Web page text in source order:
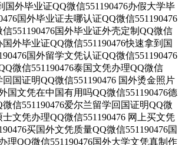
国外毕业证QQ微信551190476办假大学毕
国外毕业证去哪认证QQ微信551190476
551190476国外毕业证外壳定制QQ微信
国外毕业证QQ微信551190476快速拿到国
国外留学文凭认证QQ微信551190476
微信551190476泰国文凭办理QQ微信
回国证明QQ微信551190476 国外烫金照片
国文凭在中国有用吗QQ微信551190476德
信551190476爱尔兰留学回国证明QQ微
士文凭办理QQ微信551190476 网上买文凭
买国外文凭质量QQ微信551190476国
理QQ微信551190476国外大学文凭真制作